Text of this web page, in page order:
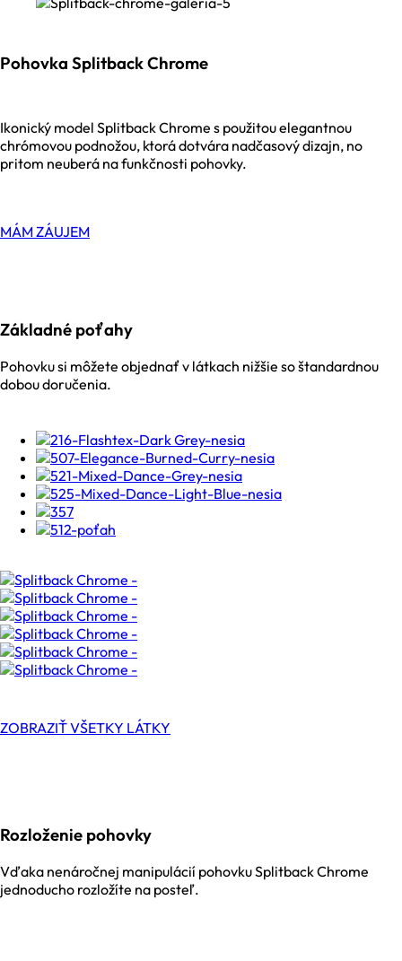
Pohovka Splitback Chrome
Ikonický model Splitback Chrome s použitou elegantnou
chrómovou podnožou, ktorá dotvára nadčasový dizajn, no
pritom neuberá na funkčnosti pohovky.
MÁM ZÁUJEM
Základné poťahy
Pohovku si môžete objednať v látkach nižšie so štandardnou
dobou doručenia.
ZOBRAZIŤ VŠETKY LÁTKY
Rozloženie pohovky
Vďaka nenáročnej manipulácií pohovku Splitback Chrome
jednoducho rozložíte na posteľ.